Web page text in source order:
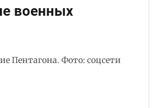
военных
Пентагона. Фото: соцсети